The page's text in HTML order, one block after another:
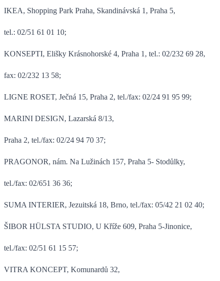
IKEA, Shopping Park Praha, Skandinávská 1, Praha 5,
tel.: 02/51 61 01 10;
KONSEPTI, Elišky Krásnohorské 4, Praha 1, tel.: 02/232 69 28,
fax: 02/232 13 58;
LIGNE ROSET, Ječná 15, Praha 2, tel./fax: 02/24 91 95 99;
MARINI DESIGN, Lazarská 8/13,
Praha 2, tel./fax: 02/24 94 70 37;
PRAGONOR, nám. Na Lužinách 157, Praha 5- Stodůlky,
tel./fax: 02/651 36 36;
SUMA INTERIER, Jezuitská 18, Brno, tel./fax: 05/42 21 02 40;
ŠIBOR HÜLSTA STUDIO, U Kříže 609, Praha 5-Jinonice,
tel./fax: 02/51 61 15 57;
VITRA KONCEPT, Komunardů 32,